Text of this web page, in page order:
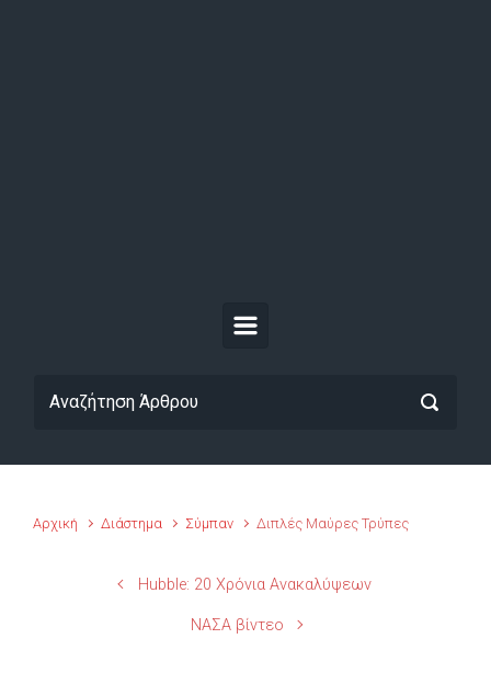
Αρχική Διάστημα Σύμπαν Διπλές Μαύρες Τρύπες
Hubble: 20 Χρόνια Ανακαλύψεων
ΝΑΣΑ βίντεο